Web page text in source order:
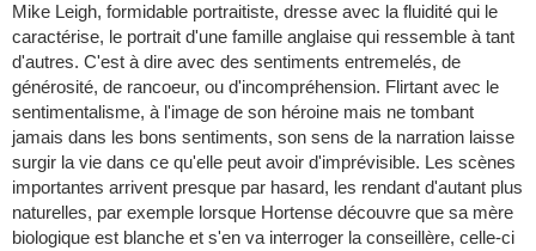
Mike Leigh, formidable portraitiste, dresse avec la fluidité qui le
caractérise, le portrait d'une famille anglaise qui ressemble à tant
d'autres. C'est à dire avec des sentiments entremelés, de
générosité, de rancoeur, ou d'incompréhension. Flirtant avec le
sentimentalisme, à l'image de son héroine mais ne tombant
jamais dans les bons sentiments, son sens de la narration laisse
surgir la vie dans ce qu'elle peut avoir d'imprévisible. Les scènes
importantes arrivent presque par hasard, les rendant d'autant plus
naturelles, par exemple lorsque Hortense découvre que sa mère
biologique est blanche et s'en va interroger la conseillère, celle-ci